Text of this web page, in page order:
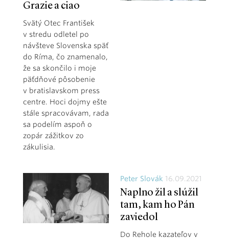
Grazie a ciao
Svätý Otec František
v stredu odletel po
návšteve Slovenska späť
do Ríma, čo znamenalo,
že sa skončilo i moje
päťdňové pôsobenie
v bratislavskom press
centre. Hoci dojmy ešte
stále spracovávam, rada
sa podelím aspoň o
zopár zážitkov zo
zákulisia.
Peter Slovák 16.09.2021
Naplno žil a slúžil
tam, kam ho Pán
zaviedol
Do Rehole kazateľov v